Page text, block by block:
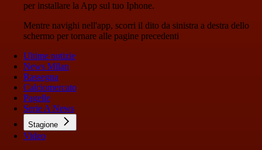
per installare la App sul tuo Iphone.
Mentre navighi nell'app, scorri il dito da sinistra a destra dello
schermo per tornare alle pagine precedenti
Ultime notizie
News Milan
Rassegna
Calciomercato
Pagelle
Serie A News
Stagione
Video